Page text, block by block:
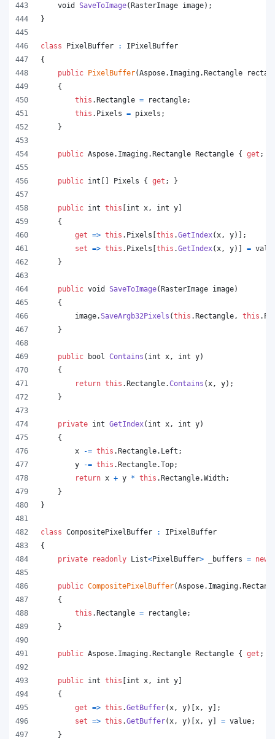
void SaveToImage(RasterImage image) ;
}
class PixelBuffer :
IPixelBuffer
{
public PixelBuffer(Aspose. Imaging.Rectangle
{
this .Rectangle = rectangle;
this . Pixels = pixels ;
}
public Aspose. Imaging.Rectangle Rectangle { get ;
public int [ ] Pixels { get ; }
public int this [int x , int y]
{
get => this . Pixels [this .GetIndex( x , y) ] ;
set => this . Pixels [this .GetIndex( x , y) ] =
}
public void SaveToImage(RasterImage image)
{
image.SaveArgb32Pixels (this .Rectangle , this .
}
public bool Contains ( int x , int y)
{
return this .Rectangle.Contains ( x , y) ;
}
private int GetIndex( int x , int y)
{
x
-= this .Rectangle. Left ;
y
-= this .Rectangle.Top;
return x + y * this .Rectangle.Width;
}
}
class CompositePixelBuffer :
IPixelBuffer
{
private
readonly List<PixelBuffer> _buffers = new
public CompositePixelBuffer(Aspose. Imaging.
{
this .Rectangle = rectangle;
}
public Aspose. Imaging.Rectangle Rectangle { get ;
public int this [int x , int y]
{
get => this .GetBuffer( x , y) [x , y] ;
set => this .GetBuffer( x , y) [x , y] = value;
}